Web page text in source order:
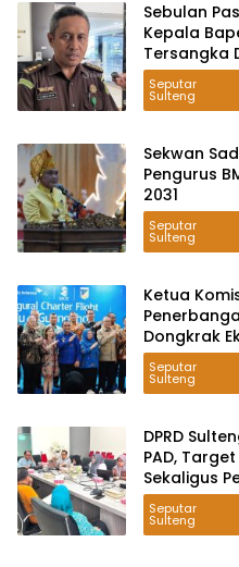
Sebulan
Kepala
Tersangka
Pajak
Seputar
Sulteng
Sekwan
Pengurus
2031
Seputar
Sulteng
Ketua
Dongkrak
Seputar
Sulteng
DPRD
PAD,
Sekaligus
Seputar
Sulteng